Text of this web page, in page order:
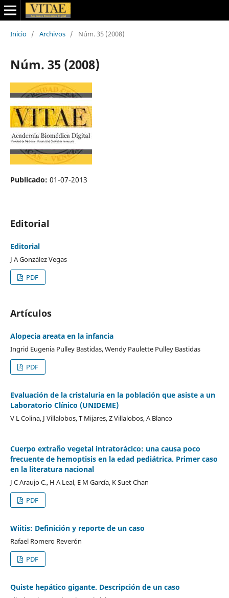
Inicio / Archivos / Núm. 35 (2008)
Núm. 35 (2008)
Publicado: 01-07-2013
Editorial
Editorial
J A González Vegas
PDF
Artículos
Alopecia areata en la infancia
Ingrid Eugenia Pulley Bastidas, Wendy Paulette Pulley Bastidas
PDF
Evaluación de la cristaluria en la población que asiste a un
Laboratorio Clínico (UNIDEME)
V L Colina, J Villalobos, T Mijares, Z Villalobos, A Blanco
Cuerpo extraño vegetal intratorácico: una causa poco
frecuente de hemoptisis en la edad pediátrica. Primer caso
en la literatura nacional
J C Araujo C., H A Leal, E M García, K Suet Chan
PDF
Wiitis: Definición y reporte de un caso
Rafael Romero Reverón
PDF
Quiste hepático gigante. Descripción de un caso